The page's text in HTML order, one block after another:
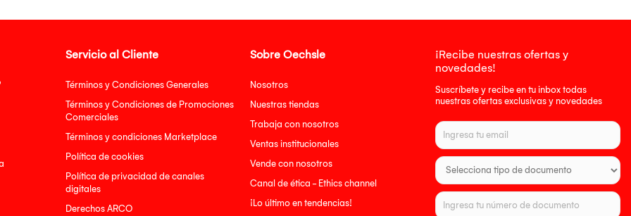
Servicio al Cliente
Términos y Condiciones Generales
Términos y Condiciones de Promociones
Comerciales
Términos y condiciones Marketplace
Política de cookies
Política de privacidad de canales
digitales
Derechos ARCO
Sobre Oechsle
Nosotros
Nuestras tiendas
Trabaja con nosotros
Ventas institucionales
Vende con nosotros
Canal de ética - Ethics channel
¡Lo último en tendencias!
¡Recibe nuestras ofertas y
novedades!
Suscríbete y recibe en tu inbox todas
nuestras ofertas exclusivas y novedades